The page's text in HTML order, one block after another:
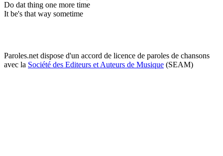
Do dat thing one more time
It be's that way sometime
Paroles.net dispose d'un accord de licence de paroles de chansons
avec la Société des Editeurs et Auteurs de Musique (SEAM)